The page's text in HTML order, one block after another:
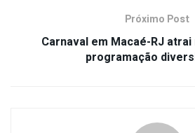
Próximo Post
Carnaval em Macaé-RJ
programação